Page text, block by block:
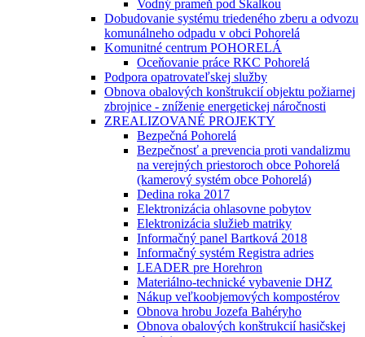
Vodný prameň pod Skalkou
Dobudovanie systému triedeného zberu a odvozu
komunálneho odpadu v obci Pohorelá
Komunitné centrum POHORELÁ
Oceňovanie práce RKC Pohorelá
Podpora opatrovateľskej služby
Obnova obalových konštrukcií objektu požiarnej
zbrojnice - zníženie energetickej náročnosti
ZREALIZOVANÉ PROJEKTY
Bezpečná Pohorelá
Bezpečnosť a prevencia proti vandalizmu
na verejných priestoroch obce Pohorelá
(kamerový systém obce Pohorelá)
Dedina roka 2017
Elektronizácia ohlasovne pobytov
Elektronizácia služieb matriky
Informačný panel Bartková 2018
Informačný systém Registra adries
LEADER pre Horehron
Materiálno-technické vybavenie DHZ
Nákup veľkoobjemových kompostérov
Obnova hrobu Jozefa Bahéryho
Obnova obalových konštrukcií hasičskej